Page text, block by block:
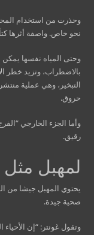
وحذرت من استخدام
نحو خاص. واصفة أثرها
وحتى المياه نفسها يمكن
بالاضطراب، وتزيد خطر
التبخير، وهي عملية
حروق.
وأما الجزء الخارجي
رقيق.
لمهبل مثل
يحتوي المهبل جيشا من
صحية جيدة.
وتقول غونتر: “إن